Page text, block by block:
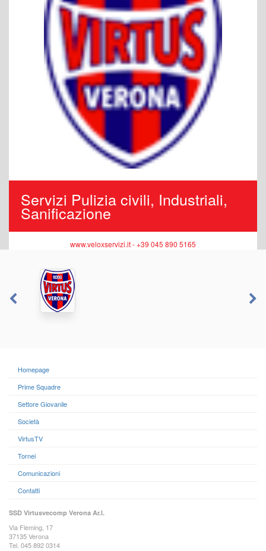
Servizi Pulizia civili, Industriali,
Sanificazione
www.veloxservizi.it - +39 045 890 5165
Homepage
Prime Squadre
Settore Giovanile
Società
VirtusTV
Tornei
Comunicazioni
Contatti
SSD Virtusvecomp Verona Ar.l.
Via Fleming, 17
37135 Verona
Tel. 045 892 0314